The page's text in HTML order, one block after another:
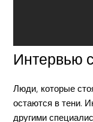
Интервью
Люди, которые
остаются в тени.
другими